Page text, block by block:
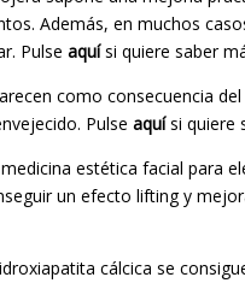
Además, en muchos
Pulse aquísi quiere saber
como consecuencia
Pulse aquísi quiere
estética facial para
un efecto lifting y
cálcica se